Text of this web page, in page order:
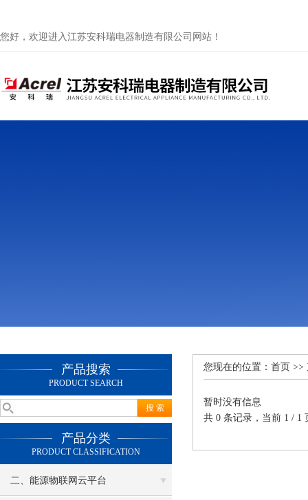
您好，欢迎进入江苏安科瑞电器制造有限公司网站！
产品搜索
PRODUCT SEARCH
产品分类
PRODUCT CLASSIFICATION
二、能源物联网云平台
您现在的位置： 首页 >>
暂时没有信息
共 0 条记录，当前 1 /